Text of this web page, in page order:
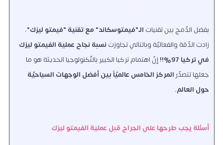
بفضل الدّمج بين تقنيات الـ"فيمتوسكاند" مع تقنية "فيمتو ليزك"،
زادت الدّقة والفعاليّة وبالتالي تجاوزت نسبة نجاح عملية الفيمتو ليزك
في تركيا 97%!!
إنّ اهتمام تركيا الكبير بالتّكنولوجيا الحديثة هو ما
جعلها تتصدّر المركز الخامس عالميّاً بين أفضل الوجهات السياحيّة
حول العالم.
أسئلة يجب طرحها على الجراح قبل عملية الفيمتو ليزك